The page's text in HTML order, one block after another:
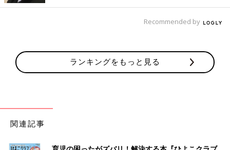
Recommended by
ランキングをもっと見る
関連記事